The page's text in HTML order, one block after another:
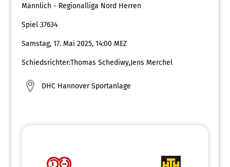
Männlich - Regionalliga Nord Herren
Spiel 37634
Samstag, 17. Mai 2025, 14:00 MEZ
Schiedsrichter:Thomas Schediwy,Jens Merchel
DHC Hannover Sportanlage